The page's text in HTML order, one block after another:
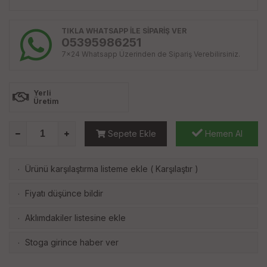
TIKLA WHATSAPP İLE SİPARİŞ VER
05395986251
7x24 Whatsapp Üzerinden de Sipariş Verebilirsiniz.
Yerli
Üretim
Sepete Ekle Hemen Al
· Ürünü karşılaştırma listeme ekle ( Karşılaştır )
· Fiyatı düşünce bildir
· Aklımdakiler listesine ekle
· Stoga girince haber ver